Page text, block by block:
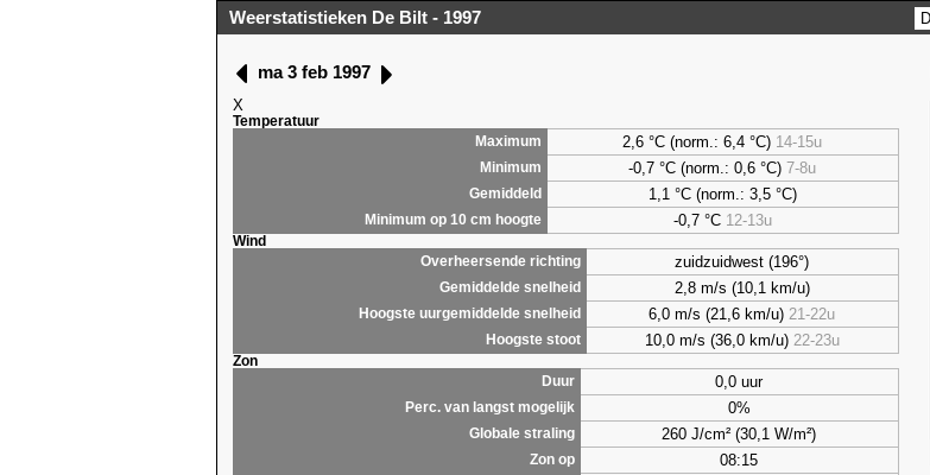
Weerstatistieken De Bilt - 1997
ma 3 feb 1997
X
Temperatuur
Maximum
2,6 °C (norm.: 6,4 °C) 14-15u
Minimum -0,7 °C (norm.: 0,6 °C)7-8u
Gemiddeld 1,1 °C (norm.: 3,5 °C)
Minimum op 10 cm hoogte -0,7 °C 12-13u
Wind
Overheersende richting
zuidzuidwest (196°)
Gemiddelde snelheid 2,8 m/s (10,1 km/u)
Hoogste uurgemiddelde snelheid 6,0 m/s (21,6 km/u) 21-22u
Hoogste stoot 10,0 m/s (36,0 km/u) 22-23u
Zon
Duur
0,0 uur
Perc. van langst mogelijk 0%
Globale straling 260 J/cm² (30,1 W/m²)
Zon op 08:15